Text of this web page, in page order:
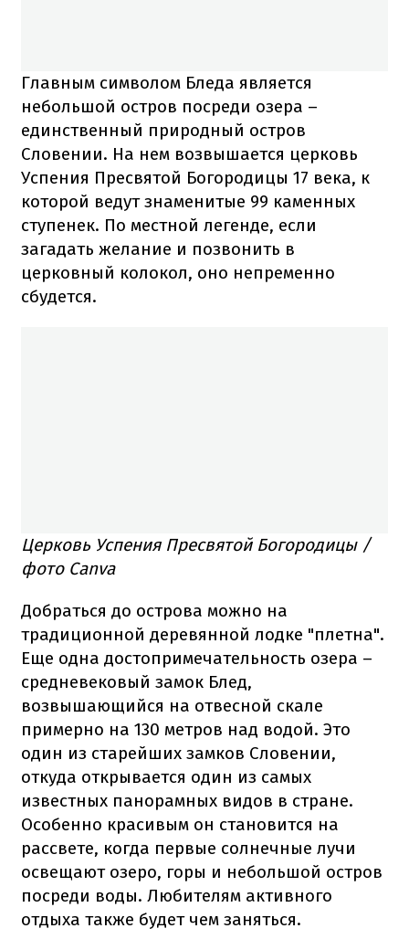
Главным символом Бледа является
небольшой остров посреди озера –
единственный природный остров
Словении. На нем возвышается церковь
Успения Пресвятой Богородицы 17 века, к
которой ведут знаменитые 99 каменных
ступенек. По местной легенде, если
загадать желание и позвонить в
церковный колокол, оно непременно
сбудется.
Церковь Успения Пресвятой Богородицы /
фото Canva
Добраться до острова можно на
традиционной деревянной лодке "плетна".
Еще одна достопримечательность озера –
средневековый замок Блед,
возвышающийся на отвесной скале
примерно на 130 метров над водой. Это
один из старейших замков Словении,
откуда открывается один из самых
известных панорамных видов в стране.
Особенно красивым он становится на
рассвете, когда первые солнечные лучи
освещают озеро, горы и небольшой остров
посреди воды. Любителям активного
отдыха также будет чем заняться.